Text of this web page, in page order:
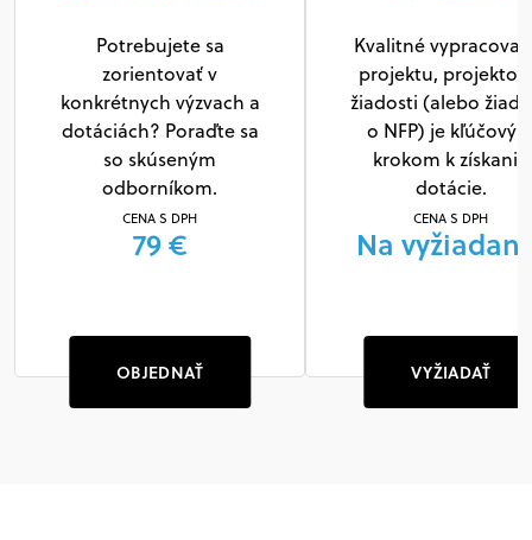
Potrebujete sa
zorientovať v
konkrétnych výzvach a
dotáciách? Poraďte sa
so skúseným
odborníkom.
CENA S DPH
79 €
OBJEDNAŤ
Kvalitné
projektu,
žiadosti (alebo
o NFP) je
krokom k získaniu
dotácie.
CENA S DPH
Na
VYŽIADAŤ